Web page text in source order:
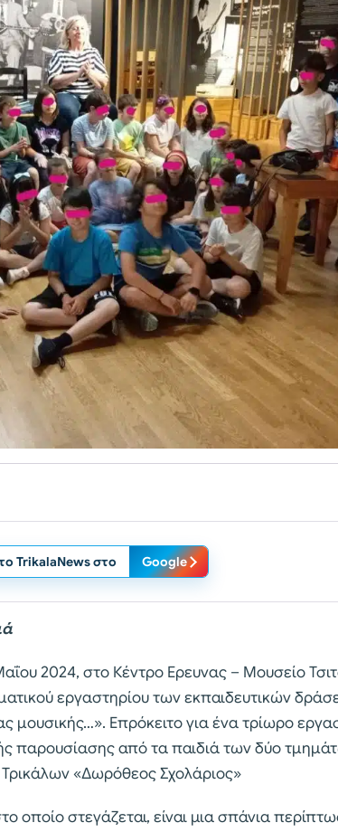
TrikalaNews στο Google
2024, στο Κέντρο Ερευνας – Μουσείο
εργαστηρίου των εκπαιδευτικών
μουσικής…». Επρόκειτο για ένα τρίωρο
παρουσίασης από τα παιδιά των δύο
Τρικάλων «Δωρόθεος Σχολάριος»
οποίο στεγάζεται, είναι μια σπάνια